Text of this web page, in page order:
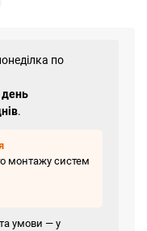
по
день
.
монтажу систем
та умови — у